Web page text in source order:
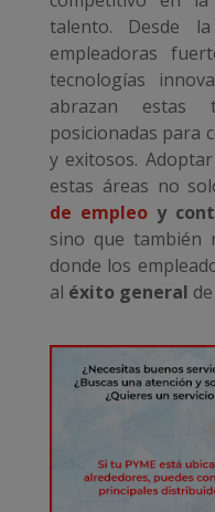
talento. Desde
empleadoras
tecnologías
abrazan estas
posicionadas para
y exitosos.
estas áreas no
de empleoy
sino que
donde los
al éxito general